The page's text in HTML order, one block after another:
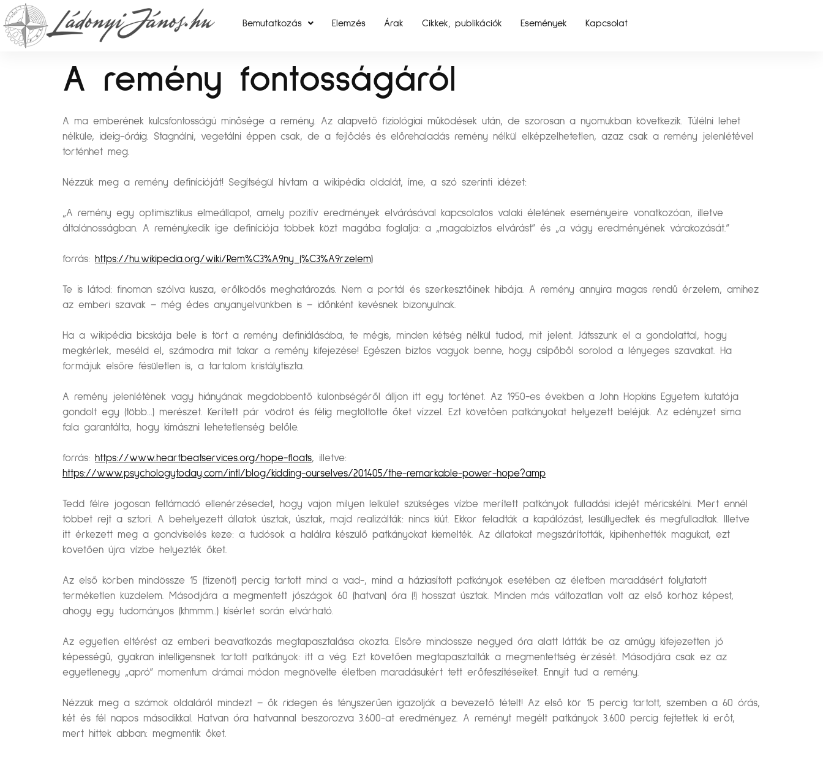
Bemutatkozás Elemzés Árak Cikkek, publikációk Események Kapcsolat
A remény fontosságáról
A ma emberének kulcsfontosságú minősége a remény. Az alapvető fiziológiai működések után, de szorosan a nyomukban következik. Túlélni lehet
nélküle, ideig-óráig. Stagnálni, vegetálni éppen csak, de a fejlődés és előrehaladás remény nélkül elképzelhetetlen, azaz csak a remény jelenlétével
történhet meg.
Nézzük meg a remény definícióját! Segítségül hívtam a wikipédia oldalát, íme, a szó szerinti idézet:
„A remény egy optimisztikus elmeállapot, amely pozitív eredmények elvárásával kapcsolatos valaki életének eseményeire vonatkozóan, illetve
általánosságban. A reménykedik ige definíciója többek közt magába foglalja: a „magabiztos elvárást” és „a vágy eredményének várakozását.”
forrás: https://hu.wikipedia.org/wiki/Rem%C3%A9ny_(%C3%A9rzelem)
Te is látod: finoman szólva kusza, erőlködős meghatározás. Nem a portál és szerkesztőinek hibája. A remény annyira magas rendű érzelem, amihez
az emberi szavak – még édes anyanyelvünkben is – időnként kevésnek bizonyulnak.
Ha a wikipédia bicskája bele is tört a remény definiálásába, te mégis, minden kétség nélkül tudod, mit jelent. Játsszunk el a gondolattal, hogy
megkérlek, meséld el, számodra mit takar a remény kifejezése! Egészen biztos vagyok benne, hogy csípőből sorolod a lényeges szavakat. Ha
formájuk elsőre fésületlen is, a tartalom kristálytiszta.
A remény jelenlétének vagy hiányának megdöbbentő különbségéről álljon itt egy történet. Az 1950-es években a John Hopkins Egyetem kutatója
gondolt egy (több…) merészet. Kerített pár vödröt és félig megtöltötte őket vízzel. Ezt követően patkányokat helyezett beléjük. Az edényzet sima
fala garantálta, hogy kimászni lehetetlenség belőle.
forrás: https://www.heartbeatservices.org/hope-floats, illetve:
https://www.psychologytoday.com/intl/blog/kidding-ourselves/201405/the-remarkable-power-hope?amp
Tedd félre jogosan feltámadó ellenérzésedet, hogy vajon milyen lelkület szükséges vízbe merített patkányok fulladási idejét méricskélni. Mert ennél
többet rejt a sztori. A behelyezett állatok úsztak, úsztak, majd realizálták: nincs kiút. Ekkor feladták a kapálózást, lesüllyedtek és megfulladtak. Illetve
itt érkezett meg a gondviselés keze: a tudósok a halálra készülő patkányokat kiemelték. Az állatokat megszárították, kipihenhették magukat, ezt
követően újra vízbe helyezték őket.
Az első körben mindössze 15 (tizenöt) percig tartott mind a vad-, mind a háziasított patkányok esetében az életben maradásért folytatott
terméketlen küzdelem. Másodjára a megmentett jószágok 60 (hatvan) óra (!) hosszat úsztak. Minden más változatlan volt az első körhöz képest,
ahogy egy tudományos (khmmm..) kísérlet során elvárható.
Az egyetlen eltérést az emberi beavatkozás megtapasztalása okozta. Elsőre mindössze negyed óra alatt látták be az amúgy kifejezetten jó
képességű, gyakran intelligensnek tartott patkányok: itt a vég. Ezt követően megtapasztalták a megmentettség érzését. Másodjára csak ez az
egyetlenegy „apró” momentum drámai módon megnövelte életben maradásukért tett erőfeszítéseiket. Ennyit tud a remény.
Nézzük meg a számok oldaláról mindezt – ők ridegen és tényszerűen igazolják a bevezető tételt! Az első kör 15 percig tartott, szemben a 60 órás,
két és fél napos másodikkal. Hatvan óra hatvannal beszorozva 3.600-at eredményez. A reményt megélt patkányok 3.600 percig fejtettek ki erőt,
mert hittek abban: megmentik őket.